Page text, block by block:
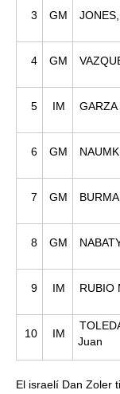
3 GM
4 GM
5 IM
6 GM
7 GM
8 GM
9 IM RUBIO
10 IM
Juan
El israelí Dan Zoler